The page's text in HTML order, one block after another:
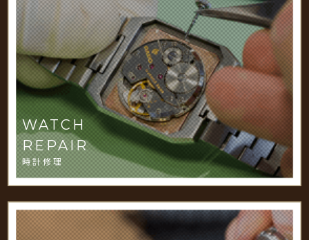
WATCH
REPAIR
時計修理